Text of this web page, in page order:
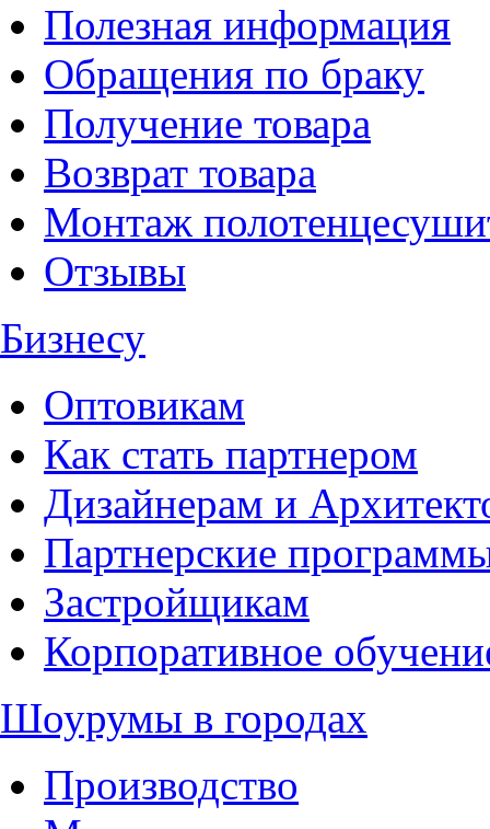
Полезная информация
Обращения по браку
Получение товара
Возврат товара
Монтаж
Отзывы
Бизнесу
Оптовикам
Как стать партнером
Дизайнерам и
Партнерские
Застройщикам
Корпоративное
Шоурумы в городах
Производство